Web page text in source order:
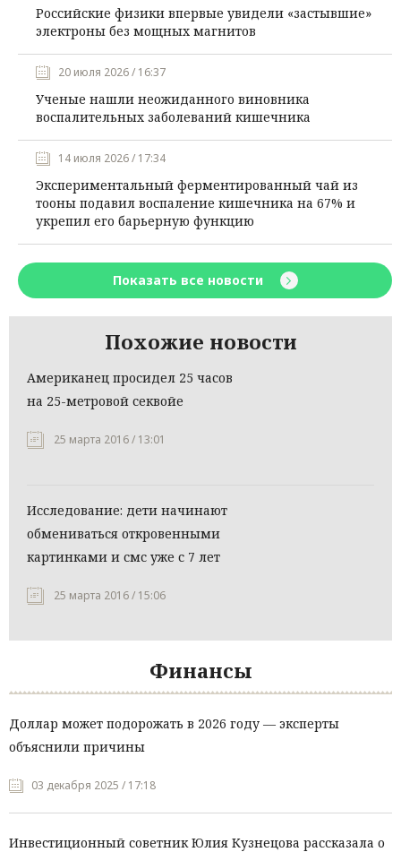
Российские физики впервые увидели «застывшие»
электроны без мощных магнитов
20 июля 2026 / 16:37
Ученые нашли неожиданного виновника
воспалительных заболеваний кишечника
14 июля 2026 / 17:34
Экспериментальный ферментированный чай из
тооны подавил воспаление кишечника на 67% и
укрепил его барьерную функцию
Показать все новости
Похожие новости
Американец просидел 25 часов
на 25-метровой секвойе
25 марта 2016 / 13:01
Исследование: дети начинают
обмениваться откровенными
картинками и смс уже с 7 лет
25 марта 2016 / 15:06
Финансы
Доллар может подорожать в 2026 году — эксперты
объяснили причины
03 декабря 2025 / 17:18
Инвестиционный советник Юлия Кузнецова рассказала о